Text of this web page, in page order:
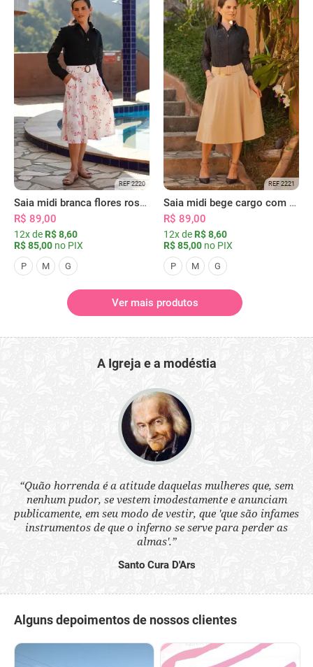
REF 2220
Saia midi branca flores rosas com bolsos
R$ 89,00
12x de R$ 8,60
R$ 85,00 no PIX
P M G
REF 2221
Saia midi bege cargo com bolsos
R$ 89,00
12x de R$ 8,60
R$ 85,00 no PIX
P M G
Ver mais produtos
A Igreja e a modéstia
“Quão horrenda é a atitude daquelas mulheres que, sem
nenhum pudor, se vestem imodestamente e anunciam
publicamente, em seu modo de vestir, que 'que são infames
instrumentos de que o inferno se serve para perder as
almas'.”
Santo Cura D'Ars
Alguns depoimentos de nossos clientes